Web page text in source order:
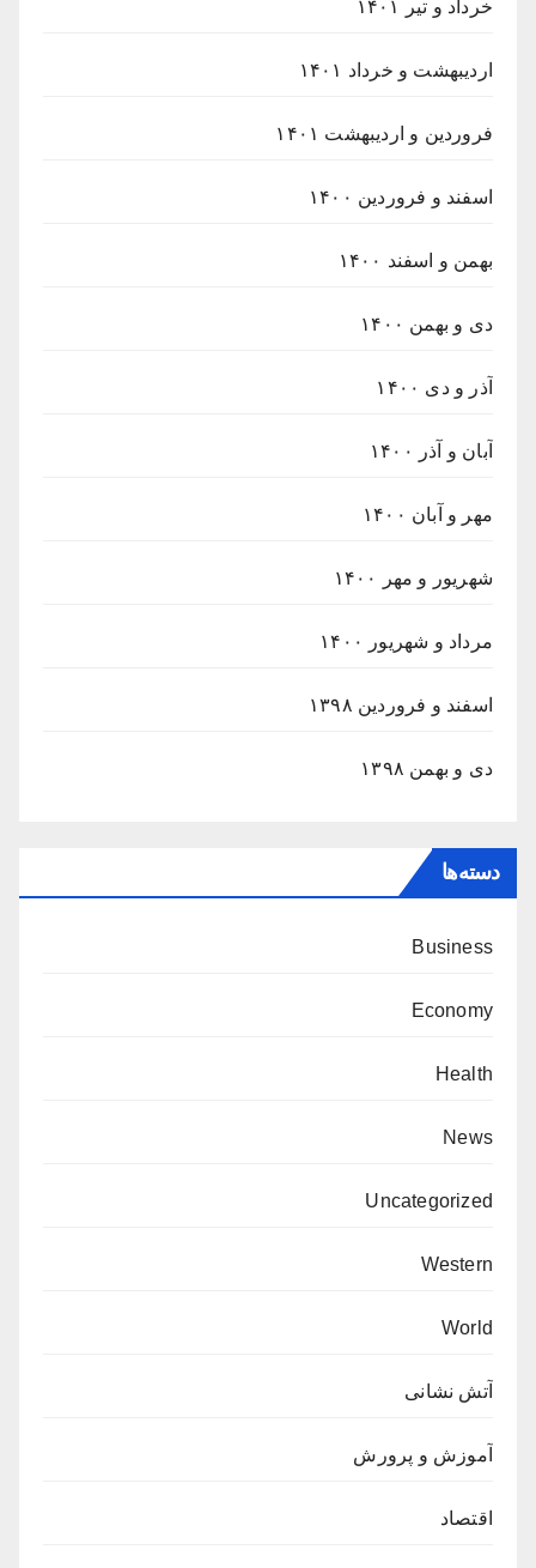
خرداد و تیر ۱۴۰۱
اردیبهشت و خرداد ۱۴۰۱
فروردین و اردیبهشت ۱۴۰۱
اسفند و فروردین ۱۴۰۰
بهمن و اسفند ۱۴۰۰
دی و بهمن ۱۴۰۰
آذر و دی ۱۴۰۰
آبان و آذر ۱۴۰۰
مهر و آبان ۱۴۰۰
شهریور و مهر ۱۴۰۰
مرداد و شهریور ۱۴۰۰
اسفند و فروردین ۱۳۹۸
دی و بهمن ۱۳۹۸
دسته‌ها
Business
Economy
Health
News
Uncategorized
Western
World
آتش نشانی
آموزش و پرورش
اقتصاد